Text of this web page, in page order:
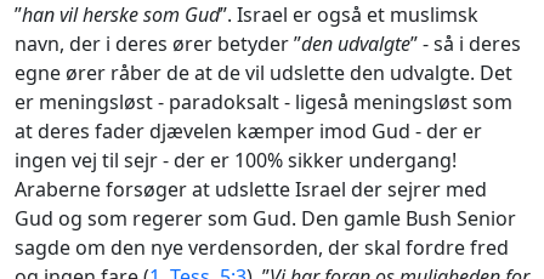
”han vil herske som Gud”. Israel er også et muslimsk
navn, der i deres ører betyder ”den udvalgte” - så i deres
egne ører råber de at de vil udslette den udvalgte. Det
er meningsløst - paradoksalt - ligeså meningsløst som
at deres fader djævelen kæmper imod Gud - der er
ingen vej til sejr - der er 100% sikker undergang!
Araberne forsøger at udslette Israel der sejrer med
Gud og som regerer som Gud. Den gamle Bush Senior
sagde om den nye verdensorden, der skal fordre fred